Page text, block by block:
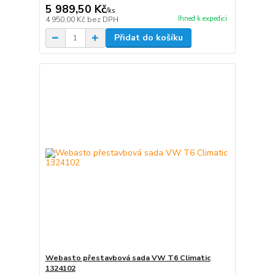
5 989,50 Kč/ks
4 950,00 Kč bez DPH Ihned k expedici
Přidat do košíku
Webasto přestavbová sada VW T6 Climatic
1324102